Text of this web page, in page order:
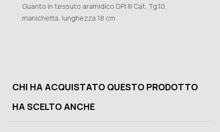
Guanto in tessuto aramidico DPI III Cat. Tg.10,
manichetta, lunghezza 18 cm
CHI HA ACQUISTATO QUESTO PRODOTTO
HA SCELTO ANCHE